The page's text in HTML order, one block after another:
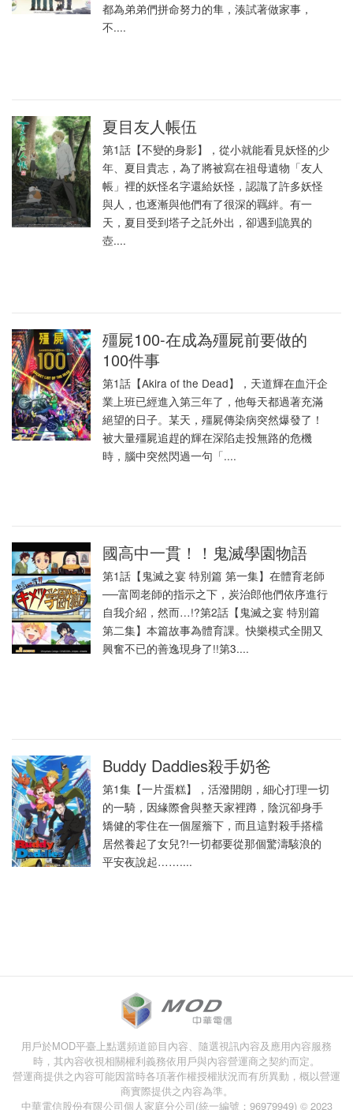
都為弟弟們拼命努力的隼，湊試著做家事，
不....
夏目友人帳伍
第1話【不變的身影】，從小就能看見妖怪的少
年、夏目貴志，為了將被寫在祖母遺物「友人
帳」裡的妖怪名字還給妖怪，認識了許多妖怪
與人，也逐漸與他們有了很深的羈絆。有一
天，夏目受到塔子之託外出，卻遇到詭異的
壺....
殭屍100-在成為殭屍前要做的
100件事
第1話【Akira of the Dead】，天道輝在血汗企
業上班已經進入第三年了，他每天都過著充滿
絕望的日子。某天，殭屍傳染病突然爆發了！
被大量殭屍追趕的輝在深陷走投無路的危機
時，腦中突然閃過一句「....
國高中一貫！！鬼滅學園物語
第1話【鬼滅之宴 特別篇 第一集】在體育老師
──富岡老師的指示之下，炭治郎他們依序進行
自我介紹，然而…!?第2話【鬼滅之宴 特別篇
第二集】本篇故事為體育課。快樂模式全開又
興奮不已的善逸現身了!!第3....
Buddy Daddies殺手奶爸
第1集【一片蛋糕】，活潑開朗，細心打理一切
的一騎，因緣際會與整天家裡蹲，陰沉卻身手
矯健的零住在一個屋簷下，而且這對殺手搭檔
居然養起了女兒?!一切都要從那個驚濤駭浪的
平安夜說起……....
用戶於MOD平臺上點選頻道節目內容、隨選視訊內容及應用內容服務
時，其內容收視相關權利義務依用戶與內容營運商之契約而定。
營運商提供之內容可能因當時各項著作權授權狀況而有所異動，概以營運
商實際提供之內容為準。
中華電信股份有限公司個人家庭分公司(統一編號：96979949) © 2023